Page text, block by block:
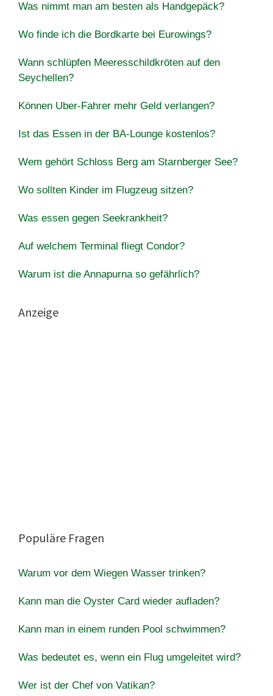
Was nimmt man am besten als Handgepäck?
Wo finde ich die Bordkarte bei Eurowings?
Wann schlüpfen Meeresschildkröten auf den
Seychellen?
Können Uber-Fahrer mehr Geld verlangen?
Ist das Essen in der BA-Lounge kostenlos?
Wem gehört Schloss Berg am Starnberger See?
Wo sollten Kinder im Flugzeug sitzen?
Was essen gegen Seekrankheit?
Auf welchem Terminal fliegt Condor?
Warum ist die Annapurna so gefährlich?
Anzeige
Populäre Fragen
Warum vor dem Wiegen Wasser trinken?
Kann man die Oyster Card wieder aufladen?
Kann man in einem runden Pool schwimmen?
Was bedeutet es, wenn ein Flug umgeleitet wird?
Wer ist der Chef von Vatikan?